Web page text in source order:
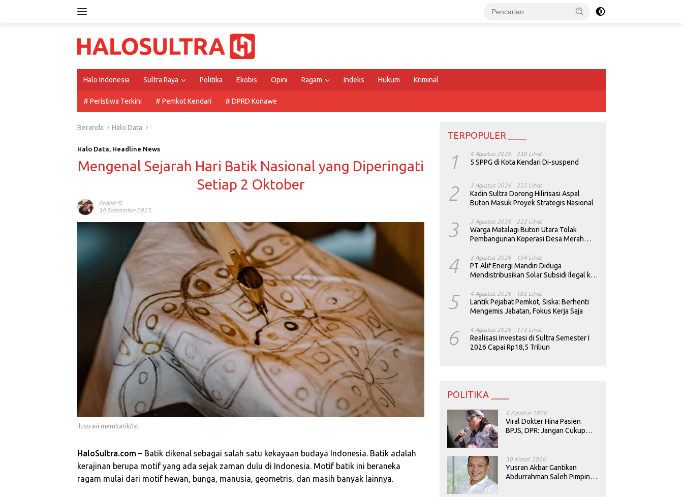
Halo Indonesia Sultra Raya Politika Ekobis Opini Ragam Indeks Hukum Kriminal
# Peristiwa Terkini # Pemkot Kendari # DPRD Konawe
Beranda Halo Data
Halo Data, Headline News
Mengenal Sejarah Hari Batik Nasional yang Diperingati
Setiap 2 Oktober
Andise SL
30 September 2023
Ilustrasi membatik/Ist
HaloSultra.com – Batik dikenal sebagai salah satu kekayaan budaya Indonesia. Batik adalah
kerajinan berupa motif yang ada sejak zaman dulu di Indonesia. Motif batik ini beraneka
ragam mulai dari motif hewan, bunga, manusia, geometris, dan masih banyak lainnya.
TERPOPULER ____
1 4 Agustus 2026 230 Lihat
5 SPPG di Kota Kendari Di-suspend
2 3 Agustus 2026 225 Lihat
Kadin Sultra Dorong Hilirisasi Aspal
Buton Masuk Proyek Strategis Nasional
3 3 Agustus 2026 222 Lihat
Warga Matalagi Buton Utara Tolak
Pembangunan Koperasi Desa Merah
4 3 Agustus 2026 194 Lihat
PT Alif Energi Mandiri Diduga
Mendistribusikan Solar Subsidi Ilegal ke
5 4 Agustus 2026 185 Lihat
Lantik Pejabat Pemkot, Siska: Berhenti
Mengemis Jabatan, Fokus Kerja Saja
6 4 Agustus 2026 173 Lihat
Realisasi Investasi di Sultra Semester I
2026 Capai Rp18,5 Triliun
POLITIKA ____
6 Agustus 2026
Viral Dokter Hina Pasien
BPJS, DPR: Jangan Cukup
30 Maret 2026
Yusran Akbar Gantikan
Abdurrahman Saleh Pimpin